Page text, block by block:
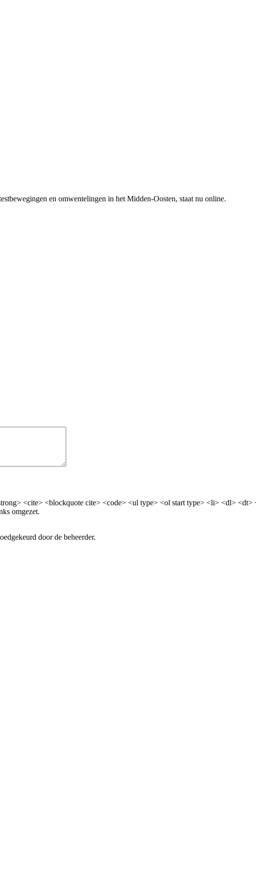
en omwentelingen in het Midden-Oosten, staat nu online.
<cite> <blockquote cite> <code> <ul type> <ol start type> <li> <dl> <dt>
omgezet.
door de beheerder.